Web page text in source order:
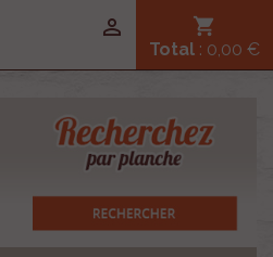
shopping_cart
Total : 0,00 €
